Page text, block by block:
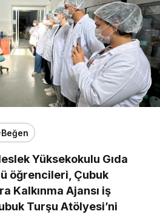
Beğen
Yüksekokulu Gıda
öğrencileri, Çubuk
Kalkınma Ajansı iş
Turşu Atölyesi’ni